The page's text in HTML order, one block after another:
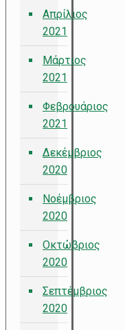
Απρίλιος
2021
Μάρτιος
2021
Φεβρουάριος
2021
Δεκέμβριος
2020
Νοέμβριος
2020
Οκτώβριος
2020
Σεπτέμβριος
2020